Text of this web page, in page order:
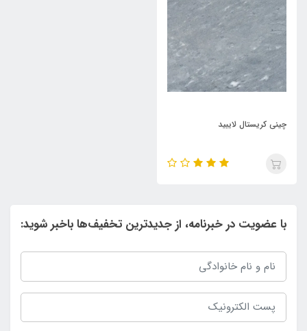
چینی کریستال لایبید
با عضویت در خبرنامه، از جدیدترین تخفیف‌ها باخبر شوید: